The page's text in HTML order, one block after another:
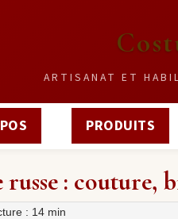
ARTISANAT ET
PRODUITS
: couture,
: 14 min